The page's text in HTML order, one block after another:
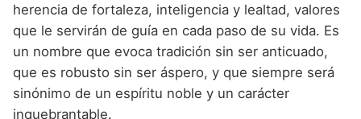
herencia de fortaleza, inteligencia y lealtad, valores
que le servirán de guía en cada paso de su vida. Es
un nombre que evoca tradición sin ser anticuado,
que es robusto sin ser áspero, y que siempre será
sinónimo de un espíritu noble y un carácter
inquebrantable.